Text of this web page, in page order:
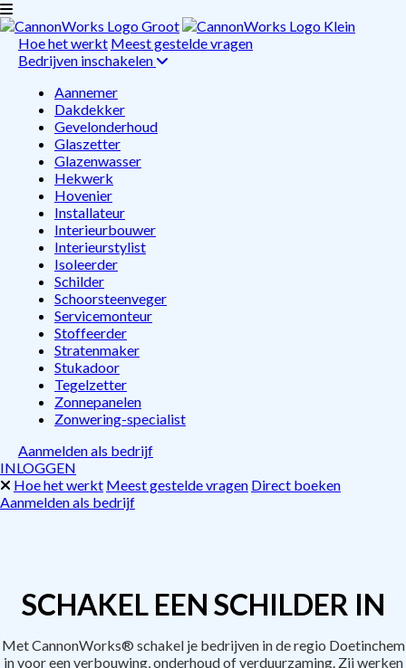
Hoe het werkt Meest gestelde vragen
Bedrijven inschakelen
Aannemer
Dakdekker
Gevelonderhoud
Glaszetter
Glazenwasser
Hekwerk
Hovenier
Installateur
Interieurbouwer
Interieurstylist
Isoleerder
Schilder
Schoorsteenveger
Servicemonteur
Stoffeerder
Stratenmaker
Stukadoor
Tegelzetter
Zonnepanelen
Zonwering-specialist
Aanmelden als bedrijf
INLOGGEN
Hoe het werkt Meest gestelde vragen Direct boeken
Aanmelden als bedrijf
SCHAKEL EEN SCHILDER IN
Met CannonWorks® schakel je bedrijven in de regio Doetinchem
in voor een verbouwing, onderhoud of verduurzaming. Zij werken